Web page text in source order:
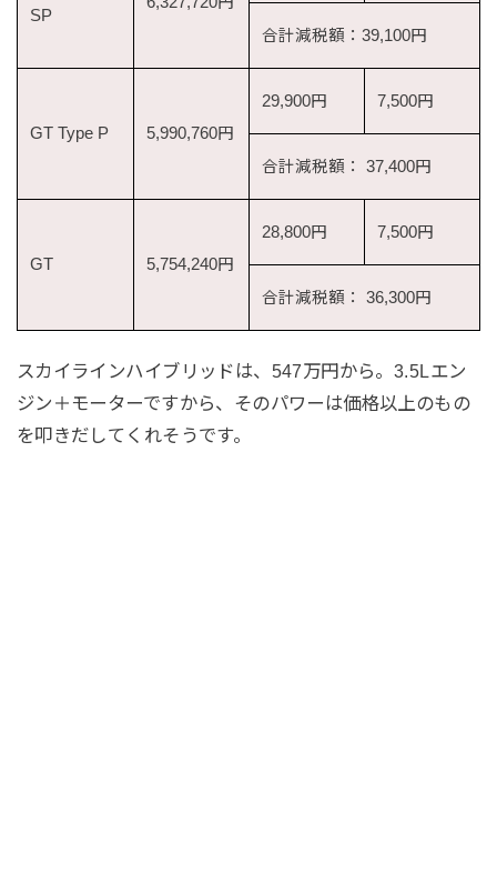
SP
合計減税額：39,100円
GT Type P 5,990,760円
29,900円 7,500円
合計減税額： 37,400円
GT 5,754,240円
28,800円 7,500円
合計減税額： 36,300円
スカイラインハイブリッドは、547万円から。3.5Lエン
ジン＋モーターですから、そのパワーは価格以上のもの
を叩きだしてくれそうです。